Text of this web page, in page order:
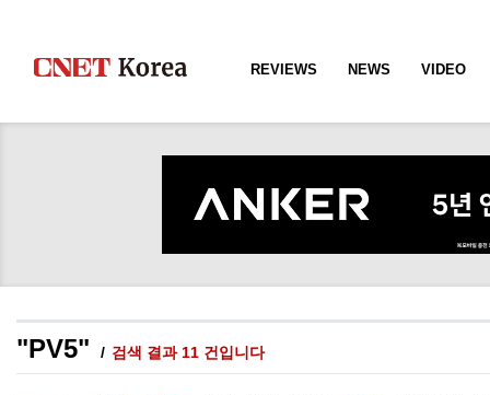
REVIEWS NEWS VIDEO
"PV5" 검색 결과 11 건입니다